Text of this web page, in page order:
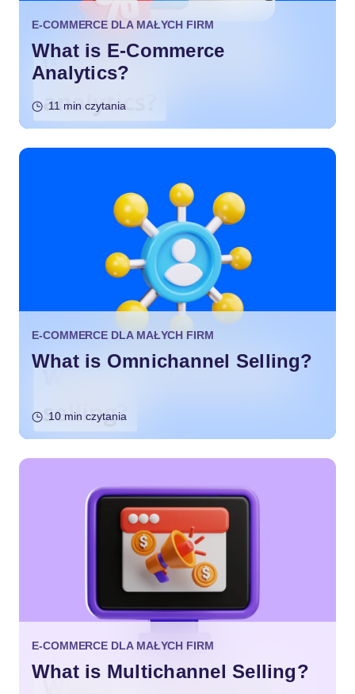
E-COMMERCE DLA MAŁYCH FIRM
What is E-Commerce
Analytics?
11 min czytania
E-COMMERCE DLA MAŁYCH FIRM
What is Omnichannel Selling?
10 min czytania
E-COMMERCE DLA MAŁYCH FIRM
What is Multichannel Selling?